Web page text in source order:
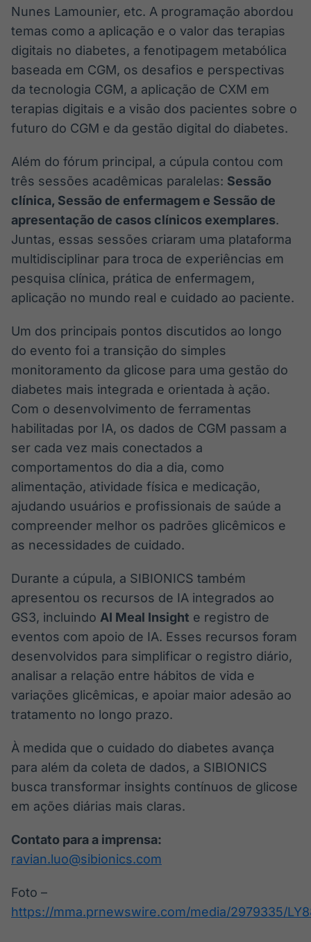
Nunes Lamounier, etc. A programação abordou
temas como a aplicação e o valor das terapias
digitais no diabetes, a fenotipagem metabólica
baseada em CGM, os desafios e perspectivas
da tecnologia CGM, a aplicação de CXM em
terapias digitais e a visão dos pacientes sobre o
futuro do CGM e da gestão digital do diabetes.
Além do fórum principal, a cúpula contou com
três sessões acadêmicas paralelas: Sessão
clínica, Sessão de enfermagem e Sessão de
apresentação de casos clínicos exemplares.
Juntas, essas sessões criaram uma plataforma
multidisciplinar para troca de experiências em
pesquisa clínica, prática de enfermagem,
aplicação no mundo real e cuidado ao paciente.
Um dos principais pontos discutidos ao longo
do evento foi a transição do simples
monitoramento da glicose para uma gestão do
diabetes mais integrada e orientada à ação.
Com o desenvolvimento de ferramentas
habilitadas por IA, os dados de CGM passam a
ser cada vez mais conectados a
comportamentos do dia a dia, como
alimentação, atividade física e medicação,
ajudando usuários e profissionais de saúde a
compreender melhor os padrões glicêmicos e
as necessidades de cuidado.
Durante a cúpula, a SIBIONICS também
apresentou os recursos de IA integrados ao
GS3, incluindo AI Meal Insight e registro de
eventos com apoio de IA. Esses recursos foram
desenvolvidos para simplificar o registro diário,
analisar a relação entre hábitos de vida e
variações glicêmicas, e apoiar maior adesão ao
tratamento no longo prazo.
À medida que o cuidado do diabetes avança
para além da coleta de dados, a SIBIONICS
busca transformar insights contínuos de glicose
em ações diárias mais claras.
Contato para a imprensa:
ravian.luo@sibionics.com
Foto –
https://mma.prnewswire.com/media/2979335/